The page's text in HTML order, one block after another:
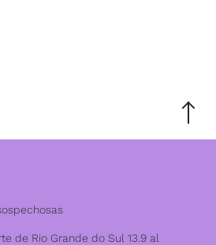
hasta
la
de Rio Grande do Sul 13.9 al